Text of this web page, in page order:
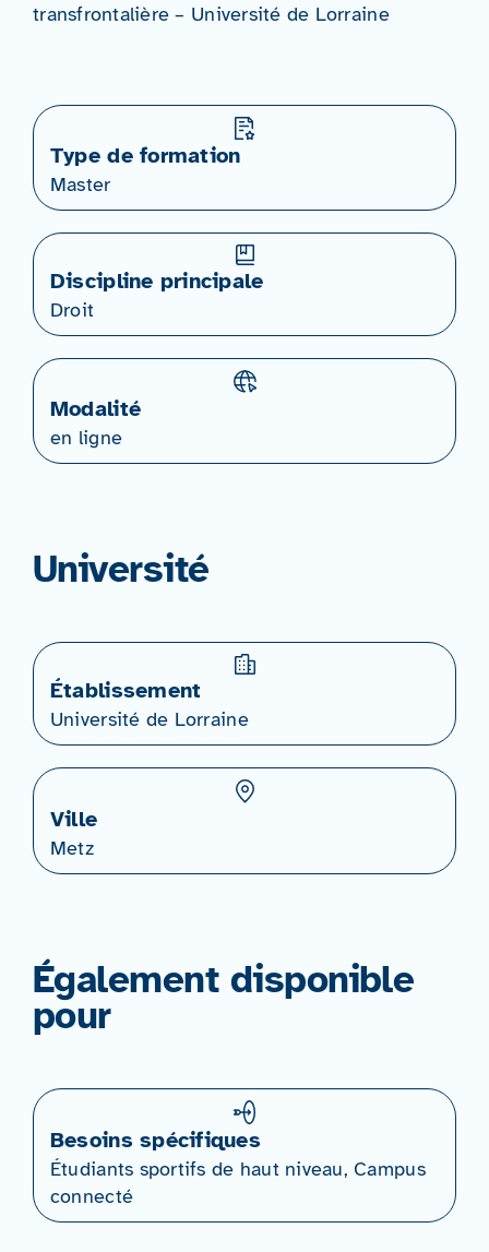
transfrontalière – Université de Lorraine
Type de formation
Master
Discipline principale
Droit
Modalité
en ligne
Université
Établissement
Université de Lorraine
Ville
Metz
Également disponible
pour
Besoins spécifiques
Étudiants sportifs de haut niveau, Campus
connecté